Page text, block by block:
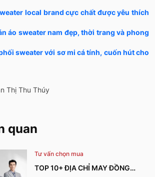
local brand cực chất được yêu thích
áo sweater nam đẹp, thời trang và phong
sweater với sơ mi cá tính, cuốn hút cho
Thị Thu Thúy
quan
Tư vấn chọn mua
TOP 10+ ĐỊA CHỈ MAY ĐỒNG